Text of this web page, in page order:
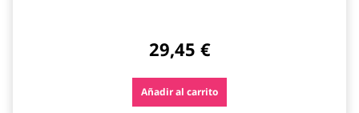
29,45 €
Añadir al carrito